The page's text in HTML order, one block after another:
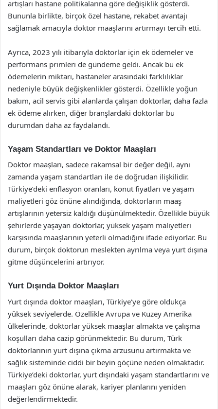
artışları hastane politikalarına göre değişiklik gösterdi.
Bununla birlikte, birçok özel hastane, rekabet avantajı
sağlamak amacıyla doktor maaşlarını artırmayı tercih etti.
Ayrıca, 2023 yılı itibarıyla doktorlar için ek ödemeler ve
performans primleri de gündeme geldi. Ancak bu ek
ödemelerin miktarı, hastaneler arasındaki farklılıklar
nedeniyle büyük değişkenlikler gösterdi. Özellikle yoğun
bakım, acil servis gibi alanlarda çalışan doktorlar, daha fazla
ek ödeme alırken, diğer branşlardaki doktorlar bu
durumdan daha az faydalandı.
Yaşam Standartları ve Doktor Maaşları
Doktor maaşları, sadece rakamsal bir değer değil, aynı
zamanda yaşam standartları ile de doğrudan ilişkilidir.
Türkiye’deki enflasyon oranları, konut fiyatları ve yaşam
maliyetleri göz önüne alındığında, doktorların maaş
artışlarının yetersiz kaldığı düşünülmektedir. Özellikle büyük
şehirlerde yaşayan doktorlar, yüksek yaşam maliyetleri
karşısında maaşlarının yeterli olmadığını ifade ediyorlar. Bu
durum, birçok doktorun meslekten ayrılma veya yurt dışına
gitme düşüncelerini artırıyor.
Yurt Dışında Doktor Maaşları
Yurt dışında doktor maaşları, Türkiye’ye göre oldukça
yüksek seviyelerde. Özellikle Avrupa ve Kuzey Amerika
ülkelerinde, doktorlar yüksek maaşlar almakta ve çalışma
koşulları daha cazip görünmektedir. Bu durum, Türk
doktorlarının yurt dışına çıkma arzusunu artırmakta ve
sağlık sisteminde ciddi bir beyin göçüne neden olmaktadır.
Türkiye’deki doktorlar, yurt dışındaki yaşam standartlarını ve
maaşları göz önüne alarak, kariyer planlarını yeniden
değerlendirmektedir.